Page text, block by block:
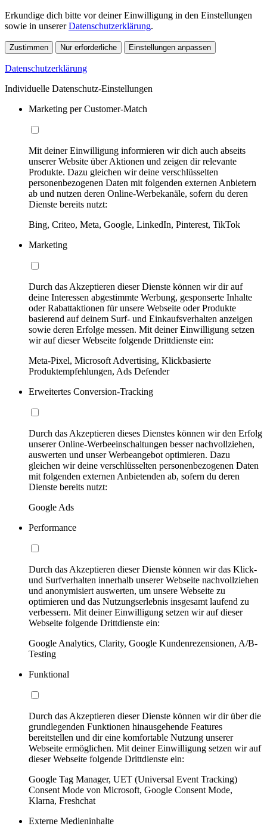
Erkundige dich bitte vor deiner Einwilligung in den Einstellungen
sowie in unsererDatenschutzerklärung.
Zustimmen Nur erforderliche Einstellungen anpassen
Datenschutzerklärung
Individuelle Datenschutz-Einstellungen
Marketing per Customer-Match
Mit deiner Einwilligung informieren wir dich auch abseits
unserer Website über Aktionen und zeigen dir relevante
Produkte. Dazu gleichen wir deine verschlüsselten
personenbezogenen Daten mit folgenden externen Anbietern
ab und nutzen deren Online-Werbekanäle, sofern du deren
Dienste bereits nutzt:
Bing, Criteo, Meta, Google, LinkedIn, Pinterest, TikTok
Marketing
Durch das Akzeptieren dieser Dienste können wir dir auf
deine Interessen abgestimmte Werbung, gesponserte Inhalte
oder Rabattaktionen für unsere Webseite oder Produkte
basierend auf deinem Surf- und Einkaufsverhalten anzeigen
sowie deren Erfolge messen. Mit deiner Einwilligung setzen
wir auf dieser Webseite folgende Drittdienste ein:
Meta-Pixel, Microsoft Advertising, Klickbasierte
Produktempfehlungen, Ads Defender
Erweitertes Conversion-Tracking
Durch das Akzeptieren dieses Dienstes können wir den Erfolg
unserer Online-Werbeeinschaltungen besser nachvollziehen,
auswerten und unser Werbeangebot optimieren. Dazu
gleichen wir deine verschlüsselten personenbezogenen Daten
mit folgenden externen Anbietenden ab, sofern du deren
Dienste bereits nutzt:
Google Ads
Performance
Durch das Akzeptieren dieser Dienste können wir das Klick-
und Surfverhalten innerhalb unserer Webseite nachvollziehen
und anonymisiert auswerten, um unsere Webseite zu
optimieren und das Nutzungserlebnis insgesamt laufend zu
verbessern. Mit deiner Einwilligung setzen wir auf dieser
Webseite folgende Drittdienste ein:
Google Analytics, Clarity, Google Kundenrezensionen, A/B-
Testing
Funktional
Durch das Akzeptieren dieser Dienste können wir dir über die
grundlegenden Funktionen hinausgehende Features
bereitstellen und dir eine komfortable Nutzung unserer
Webseite ermöglichen. Mit deiner Einwilligung setzen wir auf
dieser Webseite folgende Drittdienste ein:
Google Tag Manager, UET (Universal Event Tracking)
Consent Mode von Microsoft, Google Consent Mode,
Klarna, Freshchat
Externe Medieninhalte